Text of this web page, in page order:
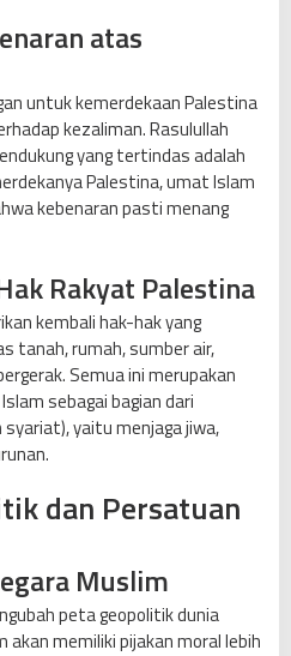
atas
untuk kemerdekaan Palestina
kezaliman. Rasulullah
yang tertindas adalah
Palestina, umat Islam
kebenaran pasti menang
Rakyat Palestina
kembali hak-hak yang
tanah, rumah, sumber air,
Semua ini merupakan
sebagai bagian dari
yaitu menjaga jiwa,
dan Persatuan
Muslim
peta geopolitik dunia
akan memiliki pijakan moral lebih